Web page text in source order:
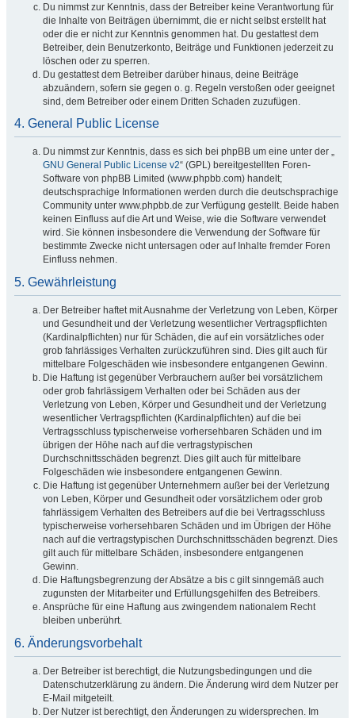
Du nimmst zur Kenntnis, dass der Betreiber keine Verantwortung für
die Inhalte von Beiträgen übernimmt, die er nicht selbst erstellt hat
oder die er nicht zur Kenntnis genommen hat. Du gestattest dem
Betreiber, dein Benutzerkonto, Beiträge und Funktionen jederzeit zu
löschen oder zu sperren.
Du gestattest dem Betreiber darüber hinaus, deine Beiträge
abzuändern, sofern sie gegen o. g. Regeln verstoßen oder geeignet
sind, dem Betreiber oder einem Dritten Schaden zuzufügen.
4. General Public License
Du nimmst zur Kenntnis, dass es sich bei phpBB um eine unter der „
GNU General Public License v2“ (GPL) bereitgestellten Foren-
Software von phpBB Limited (www.phpbb.com) handelt;
deutschsprachige Informationen werden durch die deutschsprachige
Community unter www.phpbb.de zur Verfügung gestellt. Beide haben
keinen Einfluss auf die Art und Weise, wie die Software verwendet
wird. Sie können insbesondere die Verwendung der Software für
bestimmte Zwecke nicht untersagen oder auf Inhalte fremder Foren
Einfluss nehmen.
5. Gewährleistung
Der Betreiber haftet mit Ausnahme der Verletzung von Leben, Körper
und Gesundheit und der Verletzung wesentlicher Vertragspflichten
(Kardinalpflichten) nur für Schäden, die auf ein vorsätzliches oder
grob fahrlässiges Verhalten zurückzuführen sind. Dies gilt auch für
mittelbare Folgeschäden wie insbesondere entgangenen Gewinn.
Die Haftung ist gegenüber Verbrauchern außer bei vorsätzlichem
oder grob fahrlässigem Verhalten oder bei Schäden aus der
Verletzung von Leben, Körper und Gesundheit und der Verletzung
wesentlicher Vertragspflichten (Kardinalpflichten) auf die bei
Vertragsschluss typischerweise vorhersehbaren Schäden und im
übrigen der Höhe nach auf die vertragstypischen
Durchschnittsschäden begrenzt. Dies gilt auch für mittelbare
Folgeschäden wie insbesondere entgangenen Gewinn.
Die Haftung ist gegenüber Unternehmern außer bei der Verletzung
von Leben, Körper und Gesundheit oder vorsätzlichem oder grob
fahrlässigem Verhalten des Betreibers auf die bei Vertragsschluss
typischerweise vorhersehbaren Schäden und im Übrigen der Höhe
nach auf die vertragstypischen Durchschnittsschäden begrenzt. Dies
gilt auch für mittelbare Schäden, insbesondere entgangenen
Gewinn.
Die Haftungsbegrenzung der Absätze a bis c gilt sinngemäß auch
zugunsten der Mitarbeiter und Erfüllungsgehilfen des Betreibers.
Ansprüche für eine Haftung aus zwingendem nationalem Recht
bleiben unberührt.
6. Änderungsvorbehalt
Der Betreiber ist berechtigt, die Nutzungsbedingungen und die
Datenschutzerklärung zu ändern. Die Änderung wird dem Nutzer per
E-Mail mitgeteilt.
Der Nutzer ist berechtigt, den Änderungen zu widersprechen. Im